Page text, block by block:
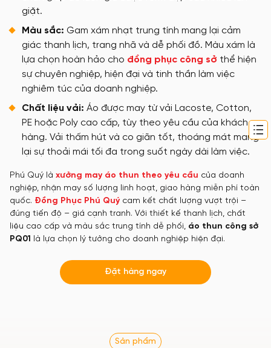
giặt.
Màu sắc: Gam xám nhạt trung tính mang lại cảm
giác thanh lịch, trang nhã và dễ phối đồ. Màu xám là
lựa chọn hoàn hảo cho đồng phục công sở thể hiện
sự chuyên nghiệp, hiện đại và tinh thần làm việc
nghiêm túc của doanh nghiệp.
Chất liệu vải: Áo được may từ vải Lacoste, Cotton,
PE hoặc Poly cao cấp, tùy theo yêu cầu của khách
hàng. Vải thấm hút và co giãn tốt, thoáng mát mang
lại sự thoải mái tối đa trong suốt ngày dài làm việc.
Phú Quý là xưởng may áo thun theo yêu cầu của doanh
nghiệp, nhận may số lượng linh hoạt, giao hàng miễn phí toàn
quốc. Đồng Phục Phú Quý cam kết chất lượng vượt trội –
đúng tiến độ – giá cạnh tranh. Với thiết kế thanh lịch, chất
liệu cao cấp và màu sắc trung tính dễ phối, áo thun công sở
PQ01
là lựa chọn lý tưởng cho doanh nghiệp hiện đại.
Đặt hàng ngay
Sản phẩm